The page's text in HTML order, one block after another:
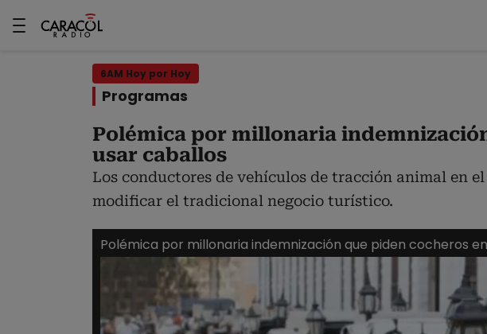
6AM Hoy por Hoy
Programas
Polémica por millonaria
usar caballos
Los conductores de vehículos de tracción animal en
modificar el tradicional negocio turístico.
Polémica por millonaria indemnización que piden cocheros